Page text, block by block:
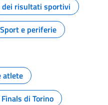
dei risultati sportivi
Sport e periferie
atlete
Finals di Torino